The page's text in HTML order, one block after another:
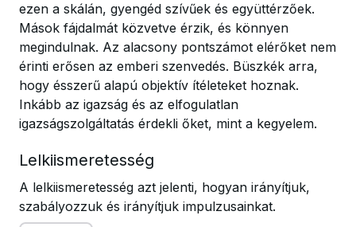
ezen a skálán, gyengéd szívűek és együttérzőek.
Mások fájdalmát közvetve érzik, és könnyen
megindulnak. Az alacsony pontszámot elérőket nem
érinti erősen az emberi szenvedés. Büszkék arra,
hogy ésszerű alapú objektív ítéleteket hoznak.
Inkább az igazság és az elfogulatlan
igazságszolgáltatás érdekli őket, mint a kegyelem.
Lelkiismeretesség
A lelkiismeretesség azt jelenti, hogyan irányítjuk,
szabályozzuk és irányítjuk impulzusainkat.